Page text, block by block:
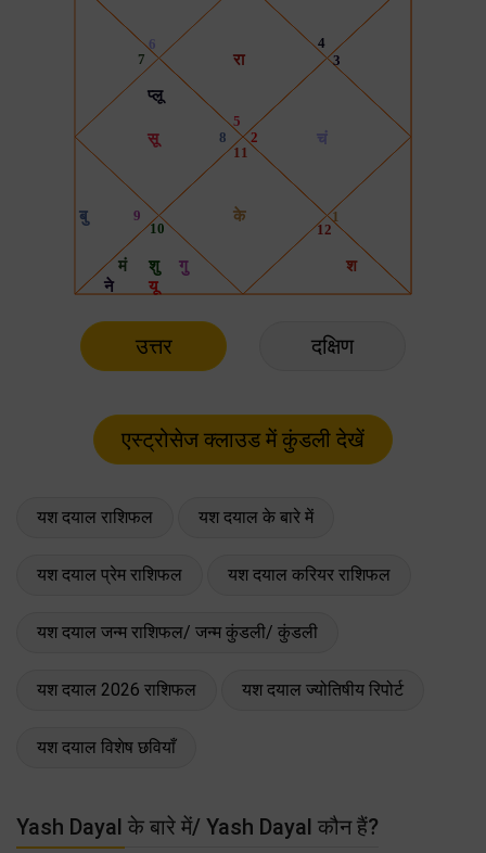
उत्तर दक्षिण
यश दयाल राशिफल यश दयाल के बारे में
यश दयाल प्रेम राशिफल यश दयाल करियर राशिफल
यश दयाल जन्म राशिफल/ जन्म कुंडली/ कुंडली
यश दयाल 2026 राशिफल यश दयाल ज्योतिषीय रिपोर्ट
यश दयाल विशेष छवियाँ
Yash Dayal के बारे में/ Yash Dayal कौन हैं?